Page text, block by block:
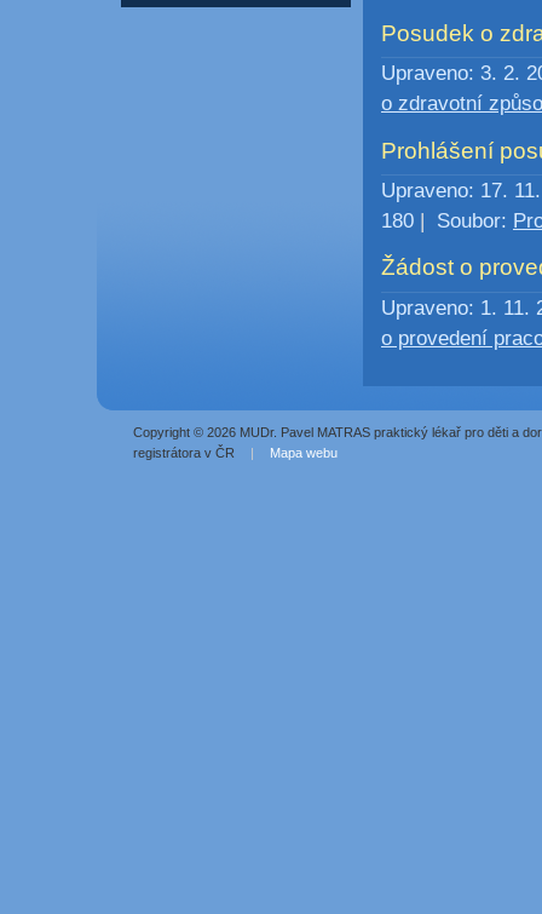
Posudek o
Upraveno: 3. 2.
o zdravotní
Prohlášení
Upraveno: 17.
180 | Soubor:
Žádost o
Upraveno: 1. 11.
o provedení
Copyright © 2026 MUDr. Pavel MATRAS praktický lékař pro děti a
registrátora v ČR
| Mapa webu